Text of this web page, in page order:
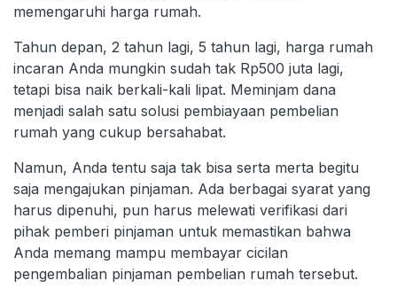
memengaruhi harga rumah.
Tahun depan, 2 tahun lagi, 5 tahun lagi, harga rumah
incaran Anda mungkin sudah tak Rp500 juta lagi,
tetapi bisa naik berkali-kali lipat. Meminjam dana
menjadi salah satu solusi pembiayaan pembelian
rumah yang cukup bersahabat.
Namun, Anda tentu saja tak bisa serta merta begitu
saja mengajukan pinjaman. Ada berbagai syarat yang
harus dipenuhi, pun harus melewati verifikasi dari
pihak pemberi pinjaman untuk memastikan bahwa
Anda memang mampu membayar cicilan
pengembalian pinjaman pembelian rumah tersebut.